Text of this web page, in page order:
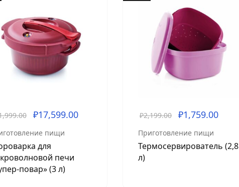
₽17,599.00
пищи
для
печи
повар» (3 л)
₽2,199.00 ₽1,759.00
Приготовление пищи
Термосервирователь (2,8
л)